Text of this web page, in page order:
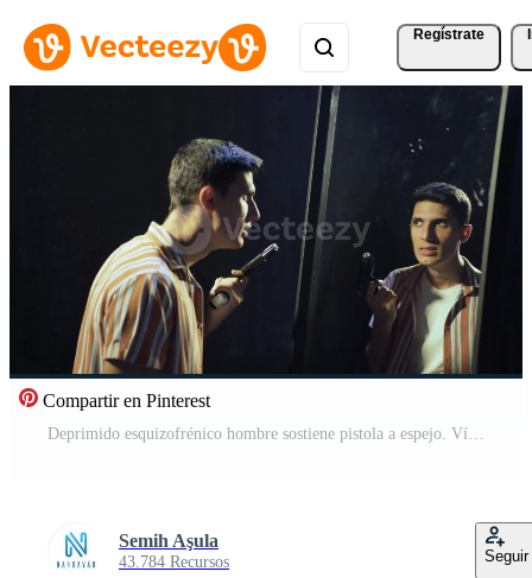
Regístrate
Compartir en Pinterest
Deprimido esquizofrénico hombre sostiene pistola a espejo. Vídeo Pro
Semih Aşula
43.784 Recursos Seguir